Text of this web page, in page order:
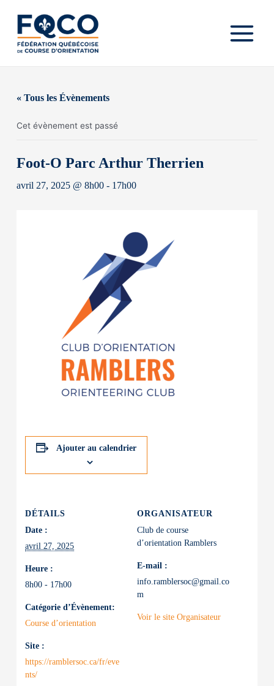
Main
« Tous les Évènements
Cet évènement est passé
Foot-O Parc Arthur Therrien
avril 27, 2025 @ 8h00 - 17h00
Ajouter au calendrier
DÉTAILS
Date :
avril 27, 2025
Heure :
8h00 - 17h00
Catégorie d’Évènement:
Course d’orientation
Site :
https://ramblersoc.ca/fr/eve
nts/
ORGANISATEUR
Club de course
d’orientation Ramblers
E-mail :
info.ramblersoc@gmail.co
m
Voir le site Organisateur